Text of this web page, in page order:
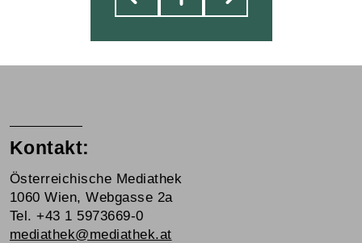
Kontakt:
Österreichische Mediathek
1060 Wien, Webgasse 2a
Tel. +43 1 5973669-0
mediathek@mediathek.at